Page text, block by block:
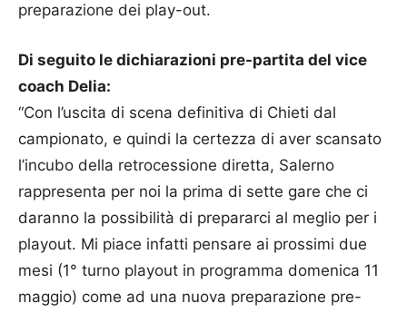
preparazione dei play-out.
Di seguito le dichiarazioni pre-partita del vice
coach Delia:
“Con l’uscita di scena definitiva di Chieti dal
campionato, e quindi la certezza di aver scansato
l’incubo della retrocessione diretta, Salerno
rappresenta per noi la prima di sette gare che ci
daranno la possibilità di prepararci al meglio per i
playout. Mi piace infatti pensare ai prossimi due
mesi (1° turno playout in programma domenica 11
maggio) come ad una nuova preparazione pre-